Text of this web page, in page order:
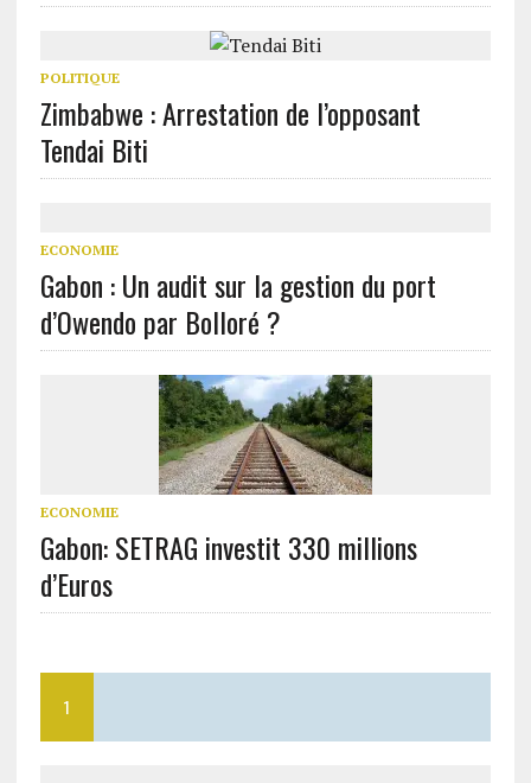
POLITIQUE
Zimbabwe : Arrestation de l’opposant
Tendai Biti
ECONOMIE
Gabon : Un audit sur la gestion du port
d’Owendo par Bolloré ?
ECONOMIE
Gabon: SETRAG investit 330 millions
d’Euros
1